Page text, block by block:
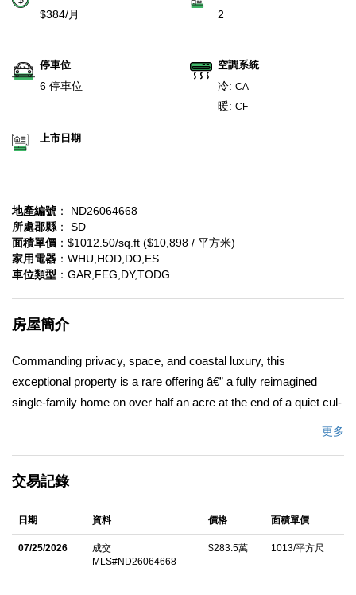
$384/月 2
停車位
6 停車位
空調系統
冷: CA
暖: CF
上市日期
地產編號 ： ND26064668
所處郡縣 ： SD
面積單價 ：$1012.50/sq.ft ($10,898 / 平方米)
家用電器 ：WHU,HOD,DO,ES
車位類型 ：GAR,FEG,DY,TODG
房屋簡介
Commanding privacy, space, and coastal luxury, this
exceptional property is a rare offering â€” a fully reimagined
single-family home on over half an acre at the end of a quiet cul-
de-sac, with open space on one side and no neighbors crowding
properties to hit the Solana Beach market. Thoughtfully
a freshly redesigned exterior with all-new hardscape and lush
landscaping front and back. Inside, new wide plank flooring
flows throughout the open-concept main level. The brand-new
更多
交易記錄
日期 資料 價格 面積單價
07/25/2026
成交
MLS#ND26064668
$283.5萬 1013/平方尺